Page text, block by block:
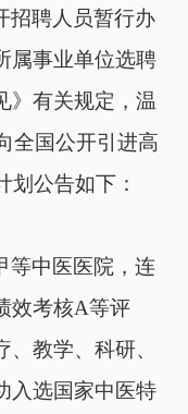
招聘人员暂行办
属事业单位选聘
有关规定， 温
全国公开引进高
划公告如下：
等中医医院，连
效考核A等评
教学、科研、
入选国家中医特